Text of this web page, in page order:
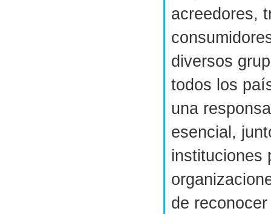
acreedores,
diversos
todos los
una
esencial,
instituciones
de